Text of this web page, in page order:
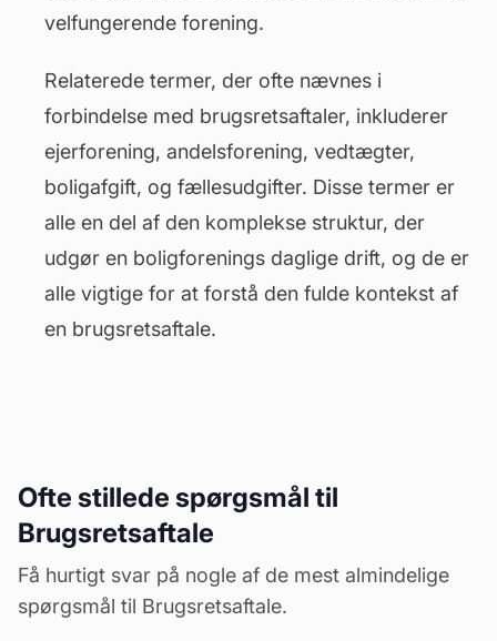
velfungerende forening.
Relaterede termer, der ofte nævnes i
forbindelse med brugsretsaftaler, inkluderer
ejerforening, andelsforening, vedtægter,
boligafgift, og fællesudgifter. Disse termer er
alle en del af den komplekse struktur, der
udgør en boligforenings daglige drift, og de er
alle vigtige for at forstå den fulde kontekst af
en brugsretsaftale.
Ofte stillede spørgsmål til
Brugsretsaftale
Få hurtigt svar på nogle af de mest almindelige
spørgsmål til Brugsretsaftale.